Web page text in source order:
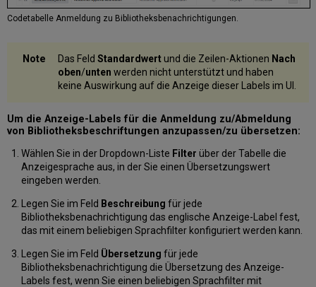
Codetabelle Anmeldung zu Bibliotheksbenachrichtigungen.
Das FeldStandardwertund die Zeilen-Aktionen Nach
oben/untenwerden nicht unterstützt und haben
keine Auswirkung auf die Anzeige dieser Labels im UI.
Um die Anzeige-Labels für die Anmeldung zu/Abmeldung
von Bibliotheksbeschriftungen anzupassen/zu übersetzen:
Wählen Sie in der Dropdown-Liste Filter über der Tabelle die
Anzeigesprache aus, in der Sie einen Übersetzungswert
eingeben werden.
Legen Sie im Feld Beschreibung für jede
Bibliotheksbenachrichtigung das englische Anzeige-Label fest,
das mit einem beliebigen Sprachfilter konfiguriert werden kann.
Legen Sie im Feld Übersetzung für jede
Bibliotheksbenachrichtigung die Übersetzung des Anzeige-
Labels fest, wenn Sie einen beliebigen Sprachfilter mit